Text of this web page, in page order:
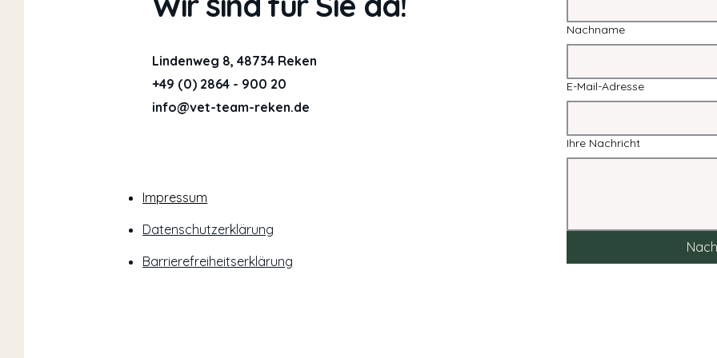
Lindenweg 8, 48734 Reken
+49 (0) 2864 - 900 20
info@vet-team-reken.de
Impressum
Datenschutzerklärung
Barrierefreiheitserklärung
Nachname
E-Mail-Adresse
Ihre Nachricht